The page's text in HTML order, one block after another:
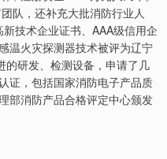
队，还补充大批消防行业人
技术企业证书、AAA级信用企
温火灾探测器技术被评为辽宁
的研发、检测设备，申请了几
证，包括国家消防电子产品质
部消防产品合格评定中心颁发